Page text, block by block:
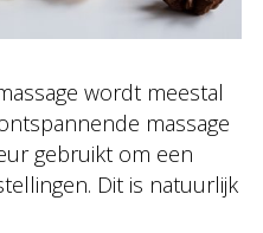
wordt meestal
massage
gebruikt om een
Dit is natuurlijk